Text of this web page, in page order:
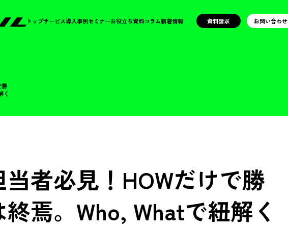
トップサービス導入事例セミナーお役立ち資料コラム新着情報 資料請求 お問い合わせ
勝
く
当者必見！HOWだけで勝
焉。Who, Whatで紐解く